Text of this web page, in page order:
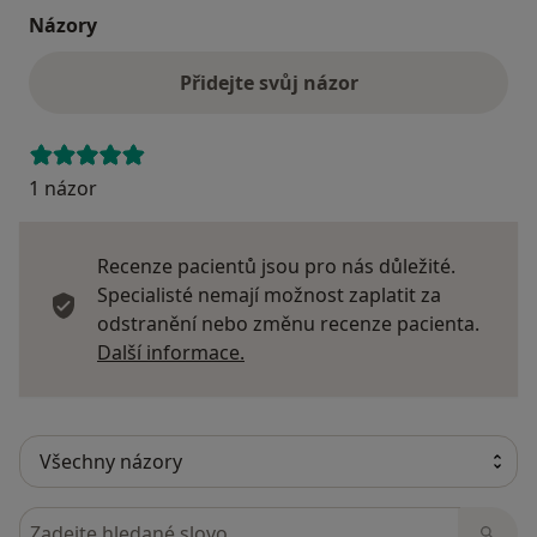
Názory
Přidejte svůj názor
1 názor
Recenze pacientů jsou pro nás důležité.
Specialisté nemají možnost zaplatit za
odstranění nebo změnu recenze pacienta.
Další informace.
Hledejte v názorech